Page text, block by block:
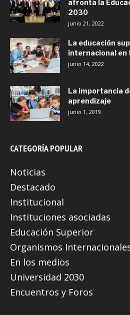
afronta la
2030
junio 21, 2022
La educación
internacional
junio 14, 2022
La importancia
aprendizaje
junio 1, 2019
CATEGORÍA POPULAR
Noticias
Destacado
Institucional
Instituciones asociadas
Educación Superior
Organismos
En los medios
Universidad 2030
Encuentros y Foros